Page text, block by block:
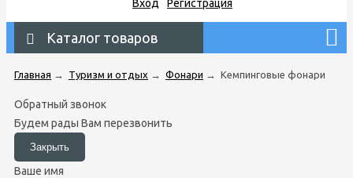
Вход
Регистрация
Каталог товаров
Главная → Туризм и отдых → Фонари → Кемпинговые фонари
Обратный звонок
Будем рады Вам перезвонить
Ваше имя